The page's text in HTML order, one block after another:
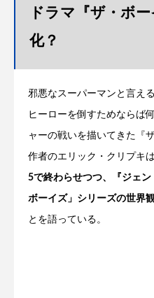
ドラマ『ザ・ボ
化？
邪悪なスーパーマンと言え
ヒーローを倒すためならば
ャーの戦いを描いてきた『
作者のエリック・クリプキは
5で終わらせつつ、『ジェ
ボーイズ」シリーズの世界
とを語っている。